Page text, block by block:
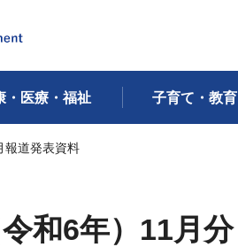
・医療・福祉 子育て・教育
報道発表資料
和6年）11月分